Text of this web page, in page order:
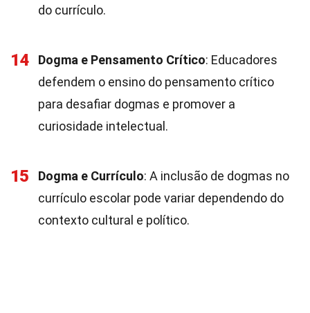
do currículo.
14 Dogma e Pensamento Crítico: Educadores
defendem o ensino do pensamento crítico
para desafiar dogmas e promover a
curiosidade intelectual.
15 Dogma e Currículo: A inclusão de dogmas no
currículo escolar pode variar dependendo do
contexto cultural e político.